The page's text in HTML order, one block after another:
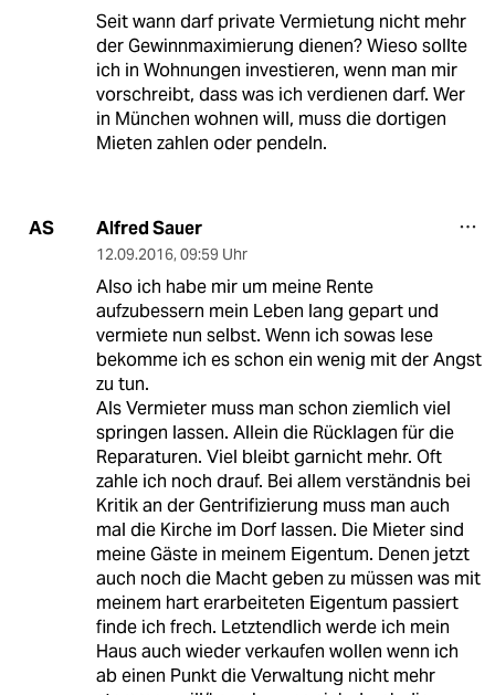
Seit wann darf private Vermietung nicht mehr
der Gewinnmaximierung dienen? Wieso sollte
ich in Wohnungen investieren, wenn man mir
vorschreibt, dass was ich verdienen darf. Wer
in München wohnen will, muss die dortigen
Mieten zahlen oder pendeln.
AS Alfred Sauer
12.09.2016, 09:59 Uhr
Also ich habe mir um meine Rente
aufzubessern mein Leben lang gepart und
vermiete nun selbst. Wenn ich sowas lese
bekomme ich es schon ein wenig mit der Angst
zu tun.
Als Vermieter muss man schon ziemlich viel
springen lassen. Allein die Rücklagen für die
Reparaturen. Viel bleibt garnicht mehr. Oft
zahle ich noch drauf. Bei allem verständnis bei
Kritik an der Gentrifizierung muss man auch
mal die Kirche im Dorf lassen. Die Mieter sind
meine Gäste in meinem Eigentum. Denen jetzt
auch noch die Macht geben zu müssen was mit
meinem hart erarbeiteten Eigentum passiert
finde ich frech. Letztendlich werde ich mein
Haus auch wieder verkaufen wollen wenn ich
ab einen Punkt die Verwaltung nicht mehr